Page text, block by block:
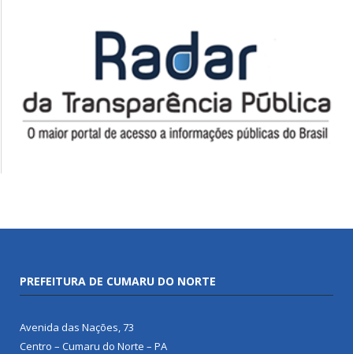
PREFEITURA DE CUMARU DO NORTE
Avenida das Nações, 73
Centro – Cumaru do Norte – PA